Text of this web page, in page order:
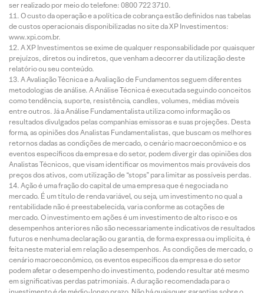
ser realizado por meio do telefone: 0800 722 3710.
O custo da operação e a política de cobrança estão definidos nas tabelas
de custos operacionais disponibilizadas no site da XP Investimentos:
www.xpi.com.br.
A XP Investimentos se exime de qualquer responsabilidade por quaisquer
prejuízos, diretos ou indiretos, que venham a decorrer da utilização deste
relatório ou seu conteúdo.
A Avaliação Técnica e a Avaliação de Fundamentos seguem diferentes
metodologias de análise. A Análise Técnica é executada seguindo conceitos
como tendência, suporte, resistência, candles, volumes, médias móveis
entre outros. Já a Análise Fundamentalista utiliza como informação os
resultados divulgados pelas companhias emissoras e suas projeções. Desta
forma, as opiniões dos Analistas Fundamentalistas, que buscam os melhores
retornos dadas as condições de mercado, o cenário macroeconômico e os
eventos específicos da empresa e do setor, podem divergir das opiniões dos
Analistas Técnicos, que visam identificar os movimentos mais prováveis dos
preços dos ativos, com utilização de “stops” para limitar as possíveis perdas.
Ação é uma fração do capital de uma empresa que é negociada no
mercado. É um título de renda variável, ou seja, um investimento no qual a
rentabilidade não é preestabelecida, varia conforme as cotações de
mercado. O investimento em ações é um investimento de alto risco e os
desempenhos anteriores não são necessariamente indicativos de resultados
futuros e nenhuma declaração ou garantia, de forma expressa ou implícita, é
feita neste material em relação a desempenhos. As condições de mercado, o
cenário macroeconômico, os eventos específicos da empresa e do setor
podem afetar o desempenho do investimento, podendo resultar até mesmo
em significativas perdas patrimoniais. A duração recomendada para o